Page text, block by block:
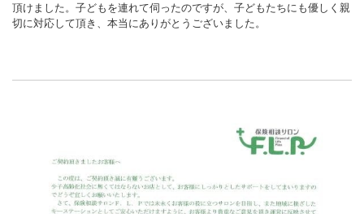
頂けました。子どもを連れて伺ったのですが、子どもたちにも優しく親
切に対応して頂き、本当にありがとうございました。